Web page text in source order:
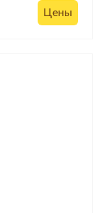
Цены